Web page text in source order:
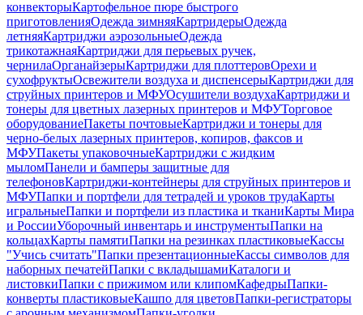
конвекторыКартофельное пюре быстрого
приготовленияОдежда зимняяКартридерыОдежда
летняяКартриджи аэрозольныеОдежда
трикотажнаяКартриджи для перьевых ручек,
чернилаОрганайзерыКартриджи для плоттеровОрехи и
сухофруктыОсвежители воздуха и диспенсерыКартриджи для
струйных принтеров и МФУОсушители воздухаКартриджи и
тонеры для цветных лазерных принтеров и МФУТорговое
оборудованиеПакеты почтовыеКартриджи и тонеры для
черно-белых лазерных принтеров, копиров, факсов и
МФУПакеты упаковочныеКартриджи с жидким
мыломПанели и бамперы защитные для
телефоновКартриджи-контейнеры для струйных принтеров и
МФУПапки и портфели для тетрадей и уроков трудаКарты
игральныеПапки и портфели из пластика и тканиКарты Мира
и РоссииУборочный инвентарь и инструментыПапки на
кольцахКарты памятиПапки на резинках пластиковыеКассы
"Учись считать"Папки презентационныеКассы символов для
наборных печатейПапки с вкладышамиКаталоги и
листовкиПапки с прижимом или клипомКафедрыПапки-
конверты пластиковыеКашпо для цветовПапки-регистраторы